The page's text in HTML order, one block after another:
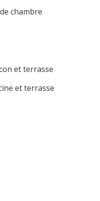
chambre
et terrasse
et terrasse